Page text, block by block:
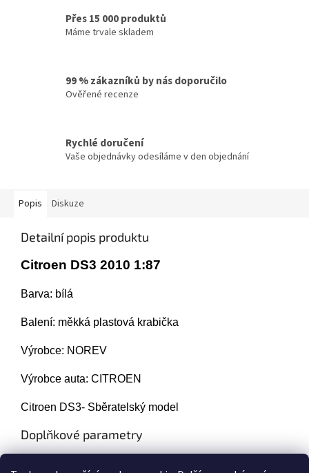
Přes 15 000 produktů
Máme trvale skladem
99 % zákazníků by nás doporučilo
Ověřené recenze
Rychlé doručení
Vaše objednávky odesíláme v den objednání
Popis Diskuze
Detailní popis produktu
Citroen DS3 2010 1:87
Barva: bílá
Balení: měkká plastová krabička
Výrobce: NOREV
Výrobce auta: CITROEN
Citroen DS3- Sběratelský model
Doplňkové parametry